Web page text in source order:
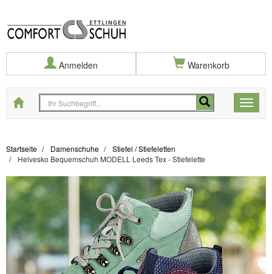
Anmelden Warenkorb
Toggle
Startseite
Startseite Damenschuhe
Stiefel / Stiefeletten
Helvesko Bequemschuh MODELL Leeds Tex - Stiefelette